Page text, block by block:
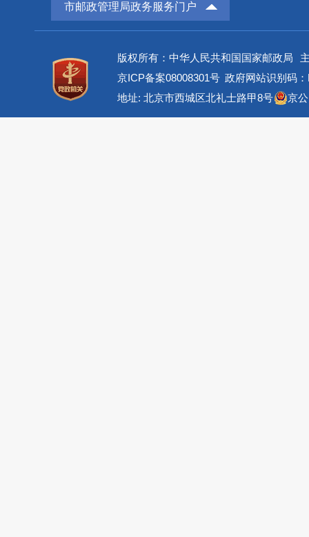
市邮政管理局政务服务门户
版权所有：中华人民共和国国家邮政局
京ICP备案08008301号 政府网站识别码
地址: 北京市西城区北礼士路甲8号
京